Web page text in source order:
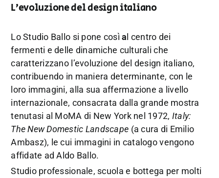
L’evoluzione del design italiano
Lo Studio Ballo si pone cosìa l centro dei
fermenti e delle dinamiche culturali che
caratterizzano l’evoluzione del design italiano,
contribuendo in maniera determinante, con le
loro immagini, alla sua affermazione a livello
internazionale, consacrata dalla grande mostra
tenutasi al MoMA di New York nel 1972, Italy:
The New Domestic Landscape (a cura di Emilio
Ambasz), le cui immagini in catalogo vengono
affidate ad Aldo Ballo.
Studio professionale, scuola e bottega per molti